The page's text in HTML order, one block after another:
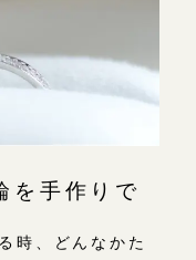
を手作りで
時、どんなかた